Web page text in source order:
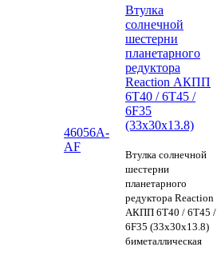
46056A-
AF
Втулка
солнечной
шестерни
планетарного
редуктора
Reaction АКПП
6Т40 / 6Т45 /
6F35
(33x30x13.8)
Втулка солнечной
шестерни
планетарного
редуктора Reaction
АКПП 6Т40 / 6Т45 /
6F35 (33x30x13.8)
биметаллическая